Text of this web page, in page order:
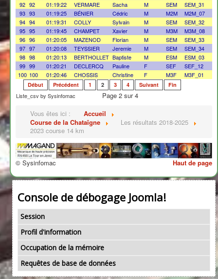
92 92 01:19:22 VERMARE Sacha M SEM
SEM_31
93 93 01:19:25 BÉNIER Cédric M M2M
M2M_07
94 94 01:19:31 COLLY Sylvain M SEM
SEM_32
95 95 01:19:45 CHAMPET Xavier M M3M
M3M_08
96 96 01:20:05 MAZENOD Florian M SEM
SEM_33
97 97 01:20:08 TEYSSIER Jeremie M SEM
SEM_34
98 98 01:20:13 BERTHOLLET Baptiste M ESM
ESM_03
99 99 01:20:21 DECLERCQ Pauline F SEF
SEF_12
100 100 01:20:46 CHOSSIS Christine F M3F M3F_01
Début Précédent 1 2 3 4 Suivant Fin
Liste_csv by Sysinfomac
Page 2 sur 4
Vous êtes ici :
Accueil
Course de la Chataîgne
Les résultats 2018-2025
2023 course 14 km
Haut de page
© Sysinfomac
Console de débogage Joomla!
Session
Profil d'information
Occupation de la mémoire
Requêtes de base de données